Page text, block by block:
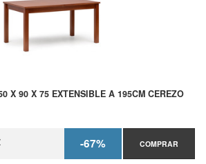
X 90 X 75 EXTENSIBLE A 195CM CEREZO
-67% COMPRAR